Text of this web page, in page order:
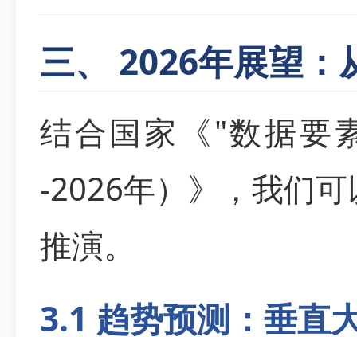
三、 2026年展望
结合国家《"数据要
-2026年）》，我们
推演。
3.1 趋势预测：垂直